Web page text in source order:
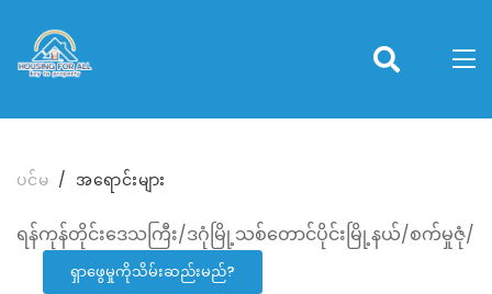
ပင်မ အရောင်းများ
ရန်ကုန်တိုင်းဒေသကြီး/ဒဂုံမြို့သစ်တောင်ပိုင်းမြို့နယ်/စက်မှုဇုံ/
ရှာဖွေမှုကိုသိမ်းဆည်းမည်?